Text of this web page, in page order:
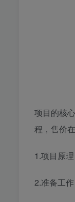
项目的核
程，售价
1.项目原理
2.准备工作